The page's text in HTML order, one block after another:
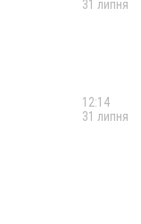
31 липня
12:14
31 липня